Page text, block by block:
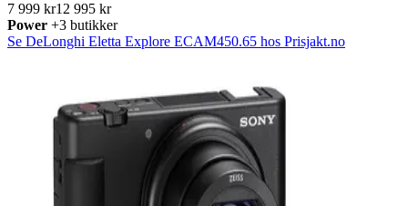
7 999 kr12 995 kr
Power +3 butikker
Se DeLonghi Eletta Explore ECAM450.65 hos Prisjakt.no